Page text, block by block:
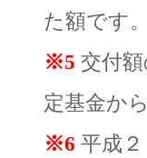
た額です
※5 交付
定基金か
※6 平成